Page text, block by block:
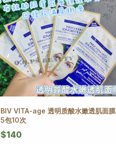
BlV VITA-age 透明质酸水嫩透肌面膜
5包10次
$140